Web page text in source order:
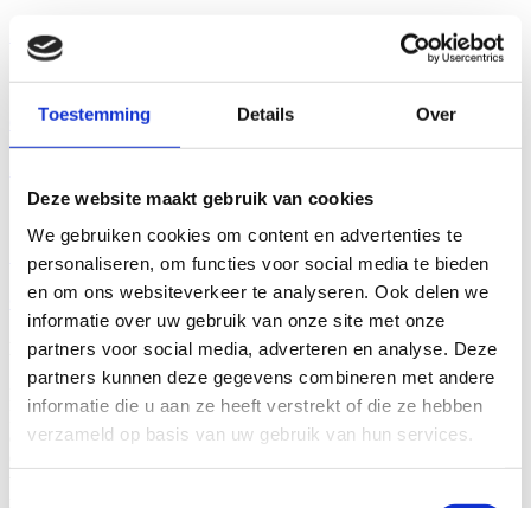
Toestemming Details Over
Deze website maakt gebruik van cookies
We gebruiken cookies om content en advertenties te
personaliseren, om functies voor social media te bieden
en om ons websiteverkeer te analyseren. Ook delen we
informatie over uw gebruik van onze site met onze
partners voor social media, adverteren en analyse. Deze
partners kunnen deze gegevens combineren met andere
informatie die u aan ze heeft verstrekt of die ze hebben
verzameld op basis van uw gebruik van hun services.
Startmoment bouw nieuwe onderwijslocatie
6 juni 2024
Osje van Verdienste voor 100-jarig Berghege
Berghege Heerkens bouwgroep
Dankzij onze ijzersterke krachtenbundeling met familiebedrijf
Heerkens van Bavel Bouw uit Tilburg is een bouwgroep ontstaan
die behoort tot de top van Nederlandse bouwbedrijven.